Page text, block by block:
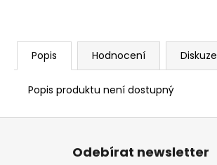
Popis Hodnocení Diskuze
Popis produktu není dostupný
Z
Odebírat newsletter